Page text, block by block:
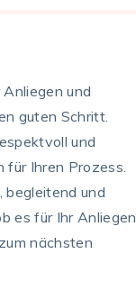
und
guten Schritt.
und
für Ihren Prozess.
begleitend und
es für Ihr Anliegen
nächsten